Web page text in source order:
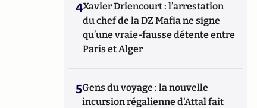
4Xavier Driencourt : l’arrestation
du chef de la DZ Mafia ne signe
qu’une vraie-fausse détente entre
Paris et Alger
5Gens du voyage : la nouvelle
incursion régalienne d'Attal fait